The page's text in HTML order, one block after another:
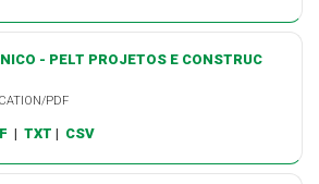
- PELT PROJETOS E CONSTRUC
PDF
| TXT | CSV